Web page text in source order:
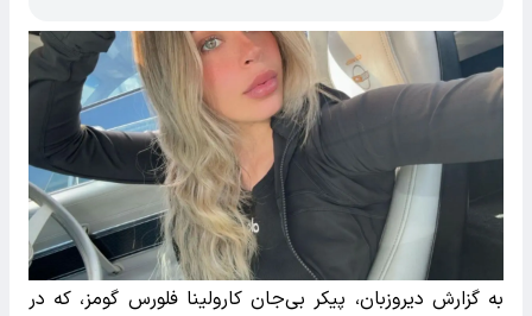
به گزارش دیروزبان، پیکر بی‌جان کارولینا فلورس گومز، که در